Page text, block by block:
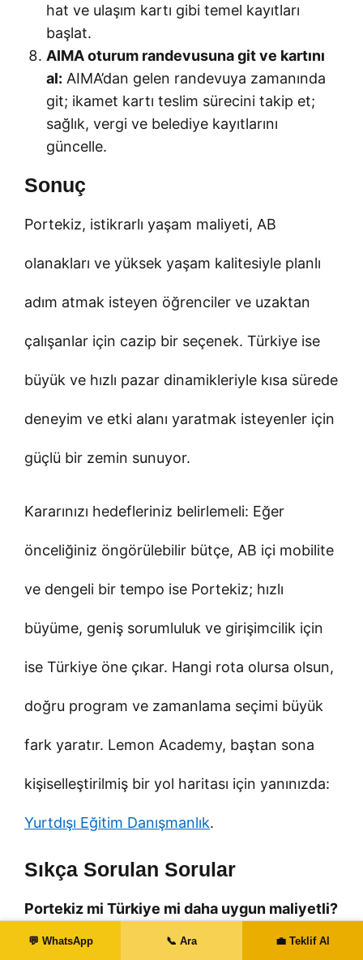
hat ve ulaşım kartı gibi temel kayıtları
başlat.
AIMA oturum randevusuna git ve kartını
al: AIMA’dan gelen randevuya zamanında
git; ikamet kartı teslim sürecini takip et;
sağlık, vergi ve belediye kayıtlarını
güncelle.
Sonuç
Portekiz, istikrarlı yaşam maliyeti, AB
olanakları ve yüksek yaşam kalitesiyle planlı
adım atmak isteyen öğrenciler ve uzaktan
çalışanlar için cazip bir seçenek. Türkiye ise
büyük ve hızlı pazar dinamikleriyle kısa sürede
deneyim ve etki alanı yaratmak isteyenler için
güçlü bir zemin sunuyor.
Kararınızı hedefleriniz belirlemeli: Eğer
önceliğiniz öngörülebilir bütçe, AB içi mobilite
ve dengeli bir tempo ise Portekiz; hızlı
büyüme, geniş sorumluluk ve girişimcilik için
ise Türkiye öne çıkar. Hangi rota olursa olsun,
doğru program ve zamanlama seçimi büyük
fark yaratır. Lemon Academy, baştan sona
kişiselleştirilmiş bir yol haritası için yanınızda:
Yurtdışı Eğitim Danışmanlık.
Sıkça Sorulan Sorular
Portekiz mi Türkiye mi daha uygun maliyetli?
Şehre ve yaşam tarzına göre değişir. Lizbon
💬 WhatsApp 📞 Ara 💼 Teklif Al